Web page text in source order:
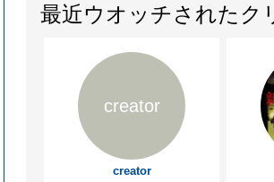
最近ウオッチされたク
creator
creator